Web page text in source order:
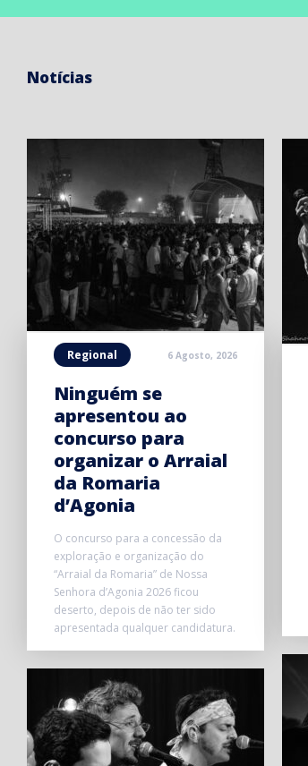
Notícias
Regional 6 Agosto, 2026
Ninguém se
apresentou ao
concurso para
organizar o Arraial
da Romaria
d’Agonia
O concurso para a concessão da
exploração e organização do
“Arraial da Romaria” de Nossa
Senhora d’Agonia 2026 ficou
deserto, depois de não ter sido
apresentada qualquer candidatura.